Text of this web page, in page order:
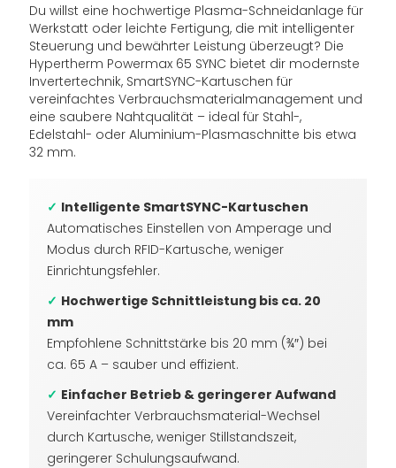
Du willst eine hochwertige Plasma-Schneidanlage für
Werkstatt oder leichte Fertigung, die mit intelligenter
Steuerung und bewährter Leistung überzeugt? Die
Hypertherm Powermax 65 SYNC bietet dir modernste
Invertertechnik, SmartSYNC-Kartuschen für
vereinfachtes Verbrauchsmaterial­management und
eine saubere Nahtqualität – ideal für Stahl-,
Edelstahl- oder Aluminium-Plasmaschnitte bis etwa
32 mm.
✓ Intelligente SmartSYNC-Kartuschen
Automatisches Einstellen von Amperage und
Modus durch RFID-Kartusche, weniger
Einrichtungsfehler.
✓ Hochwertige Schnittleistung bis ca. 20
mm
Empfohlene Schnittstärke bis 20 mm (¾″) bei
ca. 65 A – sauber und effizient.
✓ Einfacher Betrieb & geringerer Aufwand
Vereinfachter Verbrauchsmaterial-Wechsel
durch Kartusche, weniger Stillstandszeit,
geringerer Schulungsaufwand.